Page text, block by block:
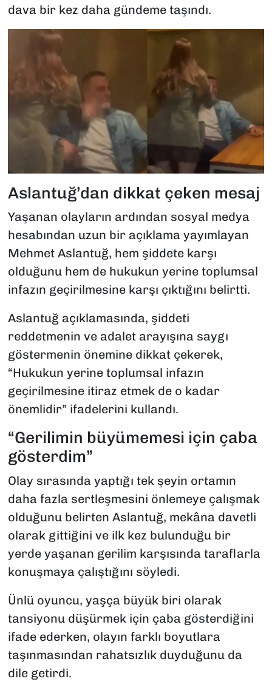
dava bir kez daha gündeme taşındı.
Aslantuğ’dan dikkat çeken mesaj
Yaşanan olayların ardından sosyal medya
hesabından uzun bir açıklama yayımlayan
Mehmet Aslantuğ, hem şiddete karşı
olduğunu hem de hukukun yerine toplumsal
infazın geçirilmesine karşı çıktığını belirtti.
Aslantuğ açıklamasında, şiddeti
reddetmenin ve adalet arayışına saygı
göstermenin önemine dikkat çekerek,
“Hukukun yerine toplumsal infazın
geçirilmesine itiraz etmek de o kadar
önemlidir” ifadelerini kullandı.
“Gerilimin büyümemesi için çaba
gösterdim”
Olay sırasında yaptığı tek şeyin ortamın
daha fazla sertleşmesini önlemeye çalışmak
olduğunu belirten Aslantuğ, mekâna davetli
olarak gittiğini ve ilk kez bulunduğu bir
yerde yaşanan gerilim karşısında taraflarla
konuşmaya çalıştığını söyledi.
Ünlü oyuncu, yaşça büyük biri olarak
tansiyonu düşürmek için çaba gösterdiğini
ifade ederken, olayın farklı boyutlara
taşınmasından rahatsızlık duyduğunu da
dile getirdi.